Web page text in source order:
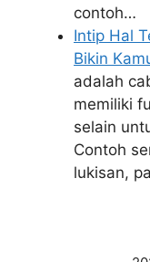
contoh…
Intip Hal
Bikin
adalah
memiliki
selain
Contoh
lukisan,